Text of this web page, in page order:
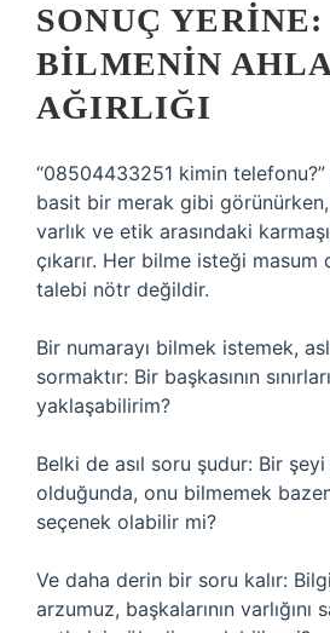
SONUÇ YERINE:
BILMENIN
AĞIRLIĞI
“08504433251 kimin
basit bir merak gibi
varlık ve etik arasındaki
çıkarır. Her bilme isteği
talebi nötr değildir.
Bir numarayı bilmek istemek,
sormaktır: Bir başkasının
yaklaşabilirim?
Belki de asıl soru şudur: Bir
olduğunda, onu bilmemek
seçenek olabilir mi?
Ve daha derin bir soru kalır:
arzumuz, başkalarının varlığını